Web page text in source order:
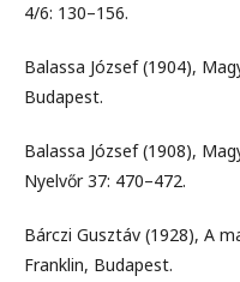
4/6: 130–156.
Balassa József (1904),
Budapest.
Balassa József (1908),
Nyelvőr 37: 470–472.
Bárczi Gusztáv (1928), A
Franklin, Budapest.